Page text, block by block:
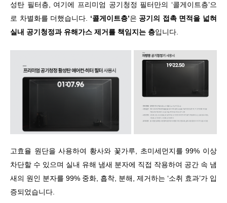
성탄 필터층
여기에 프리미엄 공기청정 필터만의‘콜게이트층’으
로 차별화를 더했습니다
‘콜게이트층’은 공기의 접촉 면적을 넓혀
실내 공기청정과 유해가스 제거를 책임지는 층입니다
고효율 원단을 사용하여 황사와 꽃가루 초미세먼지를 99% 이상
차단할 수 있으며 실내 유해 냄새 분자에 직접 작용하여 공간 속 냄
새의 원인 분자를 99% 중화 흡착 분해 제거하는 ‘소취 효과’가 입
증되었습니다